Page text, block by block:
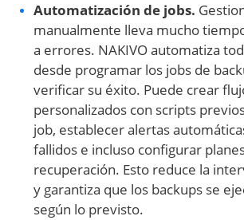
Automatización de jobs.
manualmente lleva mucho
a errores. NAKIVO automatiza
desde programar los jobs de
verificar su éxito. Puede crear
personalizados con scripts
job, establecer alertas
fallidos e incluso configurar
recuperación. Esto reduce la
y garantiza que los backups se
según lo previsto.